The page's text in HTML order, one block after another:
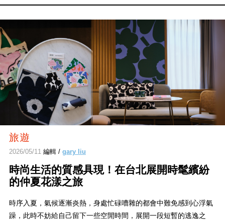
旅遊
2026/05/11 編輯 / gary liu
時尚生活的質感具現！在台北展開時髦繽紛
的仲夏花漾之旅
時序入夏，氣候逐漸炎熱，身處忙碌嘈雜的都會中難免感到心浮氣
躁，此時不妨給自己留下一些空閒時間，展開一段短暫的逃逸之